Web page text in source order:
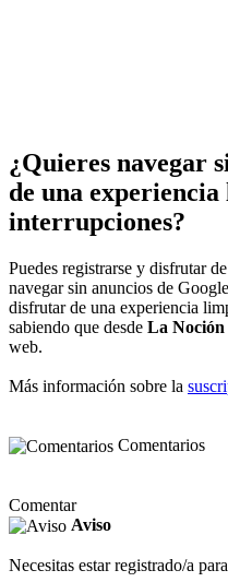
¿Quieres navegar
de una
interrupciones?
Puedes registrarse y disfrutar
navegar sin anuncios de
disfrutar de una experiencia
sabiendo que desde La Noción
web.
Más información sobre la
Comentarios
Comentar
Aviso
Necesitas estar registrado/a